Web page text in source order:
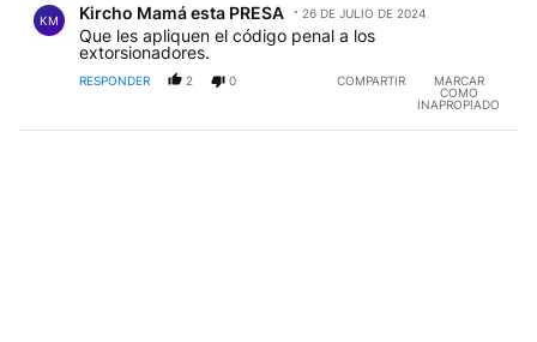
KM Kircho Mamá esta PRESA 26 DE JULIO DE 2024
Que les apliquen el código penal a los
extorsionadores.
RESPONDER 2 0 COMPARTIR
MARCAR
COMO
INAPROPIADO